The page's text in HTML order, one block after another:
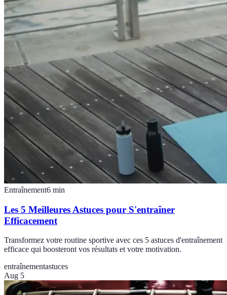
Entraînement6 min
Les 5 Meilleures Astuces pour S'entraîner
Efficacement
Transformez votre routine sportive avec ces 5 astuces d'entraînement
efficace qui boosteront vos résultats et votre motivation.
entraînementastuces
Aug 5